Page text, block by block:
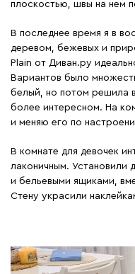
плоскостью, швы на нем
В последнее время я в
деревом, бежевых и
Plain от Диван.ру
Вариантов было
белый, но потом решила
более интересном. На
и меняю его по
В комнате для девочек
лаконичным. Установили
и бельевыми ящиками,
Стену украсили